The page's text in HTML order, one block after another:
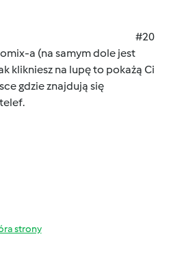
#20
a (na samym dole jest
klikniesz na lupę to pokażą Ci
gdzie znajdują się
strony